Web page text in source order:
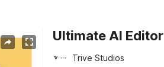
Ultimate AI Editor
Trive Studios